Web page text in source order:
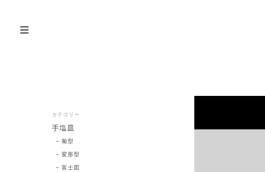
カテゴリー
手塩皿
菊型
変形型
富士図